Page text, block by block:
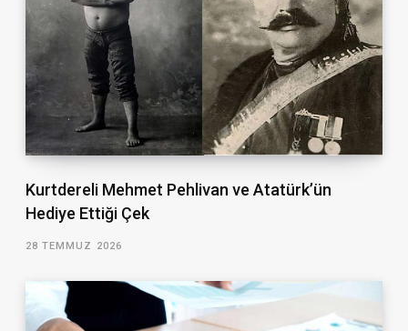
Kurtdereli Mehmet Pehlivan ve Atatürk’ün
Hediye Ettiği Çek
28 TEMMUZ 2026